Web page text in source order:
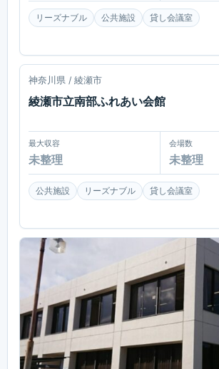
リーズナブル 公共施設 貸し会議室
神奈川県 / 綾瀬市
綾瀬市立南部ふれあい会館
最大収容
未整理
会場数
未整理
公共施設 リーズナブル 貸し会議室